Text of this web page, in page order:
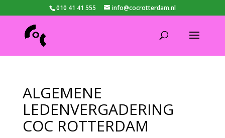
010 41 41 555 info@cocrotterdam.nl
ALGEMENE
LEDENVERGADERING
COC ROTTERDAM